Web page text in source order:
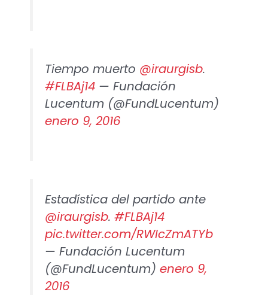
Tiempo muerto @iraurgisb.
#FLBAj14— Fundación
Lucentum (@FundLucentum)
enero 9, 2016
Estadística del partido ante
@iraurgisb. #FLBAj14
pic.twitter.com/RWIcZmATYb
— Fundación Lucentum
(@FundLucentum) enero 9,
2016